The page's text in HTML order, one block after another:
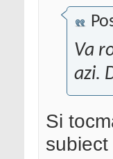
Va
azi.
Si